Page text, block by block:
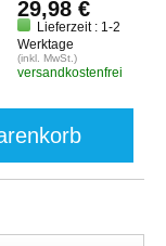
29,98 €
Lieferzeit : 1-2
Werktage
(inkl. MwSt.)
versandkostenfrei